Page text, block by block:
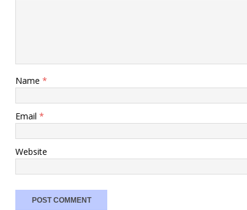
Name *
Email *
Website